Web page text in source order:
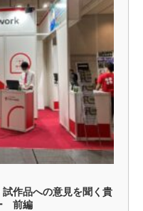
作品への意見を聞く貴
前編